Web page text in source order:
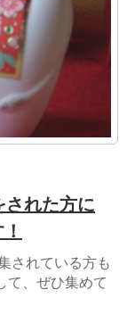
された方に
されている方も
て、ぜひ集めて